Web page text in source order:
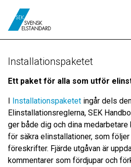
Installationspaketet
Ett paket för alla som utför
I Installationspaketet ingår dels
Elinstallationsreglerna, SEK
ger både dig och dina
för säkra elinstallationer, som följer
föreskrifter. Fjärde utgåvan är
kommentarer som fördjupar och